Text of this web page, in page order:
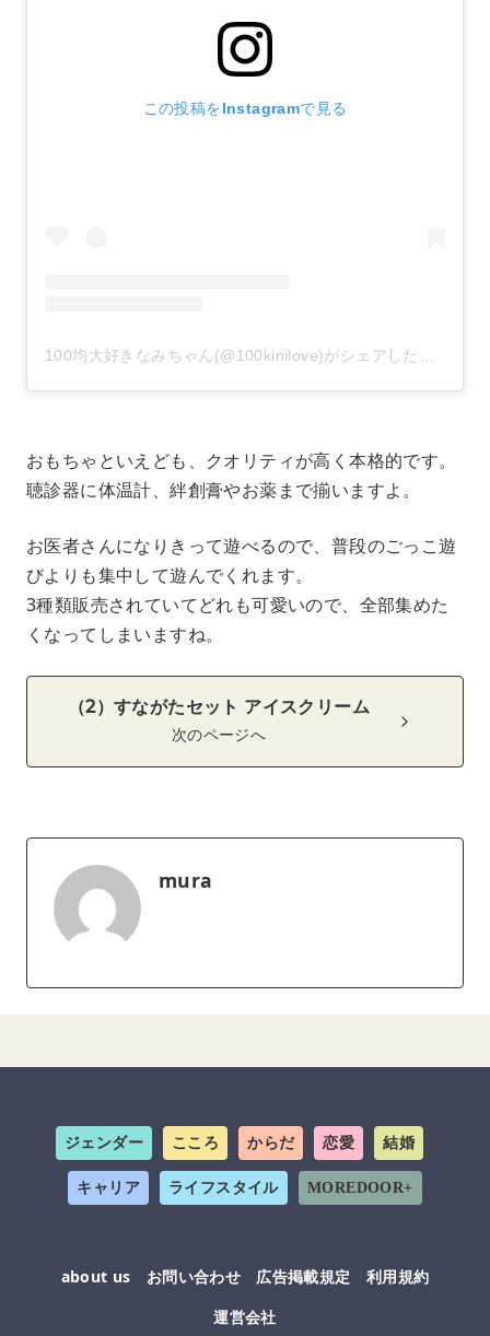
この投稿をInstagramで見る
100均大好きなみちゃん(@100kinilove)がシェアした投稿
おもちゃといえども、クオリティが高く本格的です。
聴診器に体温計、絆創膏やお薬まで揃いますよ。
お医者さんになりきって遊べるので、普段のごっこ遊
びよりも集中して遊んでくれます。
3種類販売されていてどれも可愛いので、全部集めた
くなってしまいますね。
（2）すながたセット アイスクリーム
次のページへ
mura
ジェンダー こころ からだ 恋愛 結婚
キャリア ライフスタイル MOREDOOR+
about us お問い合わせ 広告掲載規定
利用規約
運営会社